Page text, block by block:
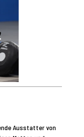
Ausstatter von